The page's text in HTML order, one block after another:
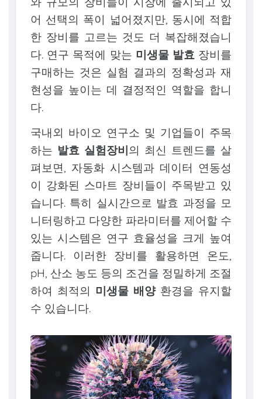
어 선택의 폭이 넓어졌지만, 동시에 적합
한 장비를 고르는 것도 더 복잡해졌습니
다. 연구 목적에 맞는 미생물 발효장비를
구매하는 것은 실험 결과의 정확성과 재
현성을 높이는 데 결정적인 역할을 합니
다.
국내외 바이오 연구소 및 기업들이 주목
하는 발효 실험장비의 최신 트렌드를 살
펴보면, 자동화 시스템과 데이터 연동성
이 강화된 스마트 장비들이 주목받고 있
습니다. 특히 실시간으로 발효 과정을 모
니터링하고 다양한 파라미터를 제어할 수
있는 시스템은 연구 효율성을 크게 높여
줍니다. 이러한 장비를 활용하면 온도,
pH, 산소 농도 등의 조건을 정밀하게 조절
하여 최적의 미생물 배양환경을 유지할
수 있습니다.